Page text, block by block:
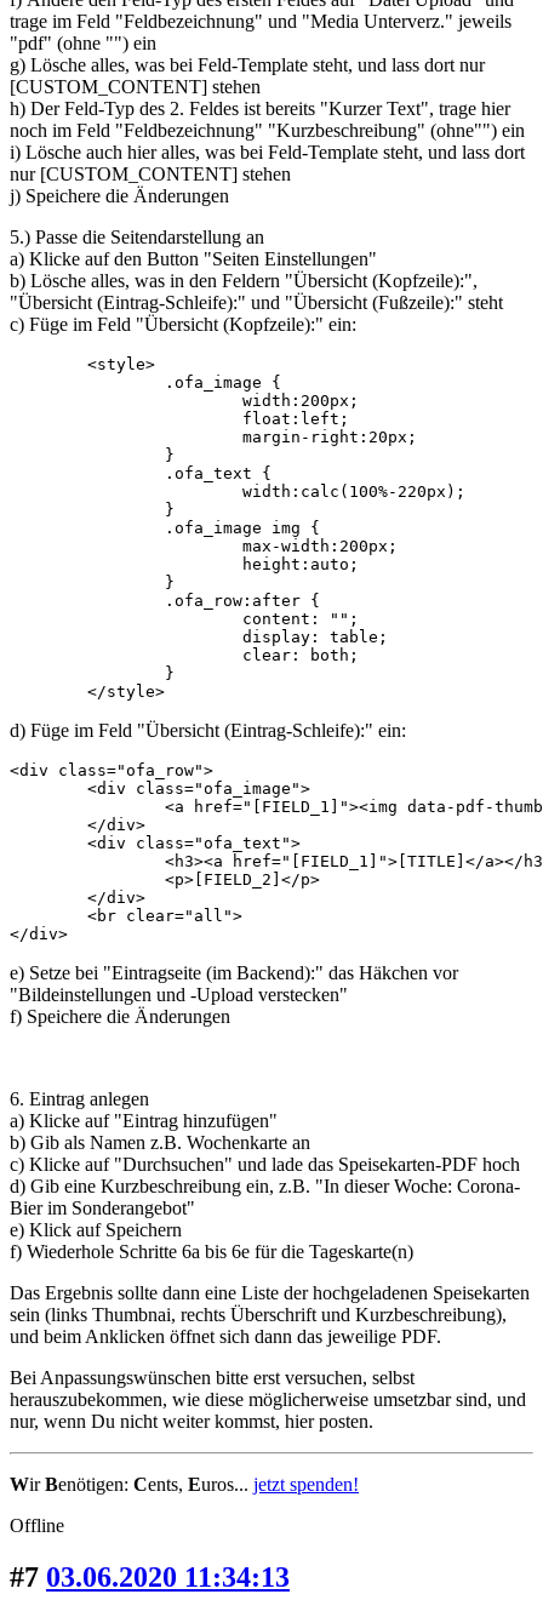
trage im Feld "Feldbezeichnung" und "Media Unterverz." jeweils
"pdf" (ohne "") ein
g) Lösche alles, was bei Feld-Template steht, und lass dort nur
[CUSTOM_CONTENT] stehen
h) Der Feld-Typ des 2. Feldes ist bereits "Kurzer Text", trage hier
noch im Feld "Feldbezeichnung" "Kurzbeschreibung" (ohne"") ein
i) Lösche auch hier alles, was bei Feld-Template steht, und lass dort
nur [CUSTOM_CONTENT] stehen
j) Speichere die Änderungen
5.) Passe die Seitendarstellung an
a) Klicke auf den Button "Seiten Einstellungen"
b) Lösche alles, was in den Feldern "Übersicht (Kopfzeile):",
"Übersicht (Eintrag-Schleife):" und "Übersicht (Fußzeile):" steht
c) Füge im Feld "Übersicht (Kopfzeile):" ein:
	</style>
d) Füge im Feld "Übersicht (Eintrag-Schleife):" ein:
<div class="ofa_row">
</div>
e) Setze bei "Eintragseite (im Backend):" das Häkchen vor
"Bildeinstellungen und -Upload verstecken"
f) Speichere die Änderungen
6. Eintrag anlegen
a) Klicke auf "Eintrag hinzufügen"
b) Gib als Namen z.B. Wochenkarte an
c) Klicke auf "Durchsuchen" und lade das Speisekarten-PDF hoch
d) Gib eine Kurzbeschreibung ein, z.B. "In dieser Woche: Corona-
Bier im Sonderangebot"
e) Klick auf Speichern
f) Wiederhole Schritte 6a bis 6e für die Tageskarte(n)
Das Ergebnis sollte dann eine Liste der hochgeladenen Speisekarten
sein (links Thumbnai, rechts Überschrift und Kurzbeschreibung),
und beim Anklicken öffnet sich dann das jeweilige PDF.
Bei Anpassungswünschen bitte erst versuchen, selbst
herauszubekommen, wie diese möglicherweise umsetzbar sind, und
nur, wenn Du nicht weiter kommst, hier posten.
WirBenötigen: Cents, Euros... jetzt spenden!
Offline
#7 03.06.2020 11:34:13